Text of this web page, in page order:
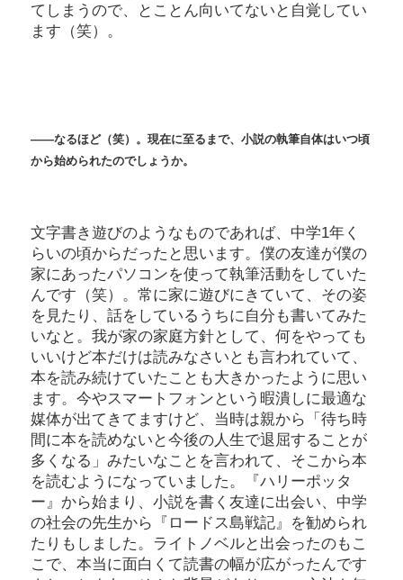
てしまうので、とことん向いてないと自覚してい
ます（笑）。
――なるほど（笑）。現在に至るまで、小説の執筆自体はいつ頃
から始められたのでしょうか。
文字書き遊びのようなものであれば、中学1年く
らいの頃からだったと思います。僕の友達が僕の
家にあったパソコンを使って執筆活動をしていた
んです（笑）。常に家に遊びにきていて、その姿
を見たり、話をしているうちに自分も書いてみた
いなと。我が家の家庭方針として、何をやっても
いいけど本だけは読みなさいとも言われていて、
本を読み続けていたことも大きかったように思い
ます。今やスマートフォンという暇潰しに最適な
媒体が出てきてますけど、当時は親から「待ち時
間に本を読めないと今後の人生で退屈することが
多くなる」みたいなことを言われて、そこから本
を読むようになっていました。『ハリーポッタ
ー』から始まり、小説を書く友達に出会い、中学
の社会の先生から『ロードス島戦記』を勧められ
たりもしました。ライトノベルと出会ったのもこ
こで、本当に面白くて読書の幅が広がったんです